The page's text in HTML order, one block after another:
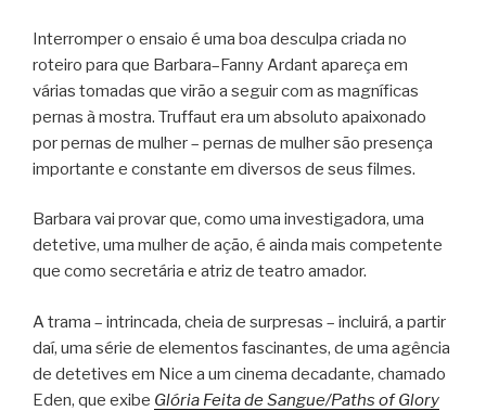
Interromper o ensaio é uma boa desculpa criada no
roteiro para que Barbara–Fanny Ardant apareça em
várias tomadas que virão a seguir com as magníficas
pernas à mostra. Truffaut era um absoluto apaixonado
por pernas de mulher – pernas de mulher são presença
importante e constante em diversos de seus filmes.
Barbara vai provar que, como uma investigadora, uma
detetive, uma mulher de ação, é ainda mais competente
que como secretária e atriz de teatro amador.
A trama – intrincada, cheia de surpresas – incluirá, a partir
daí, uma série de elementos fascinantes, de uma agência
de detetives em Nice a um cinema decadante, chamado
Eden, que exibe Glória Feita de Sangue/Paths of Glory